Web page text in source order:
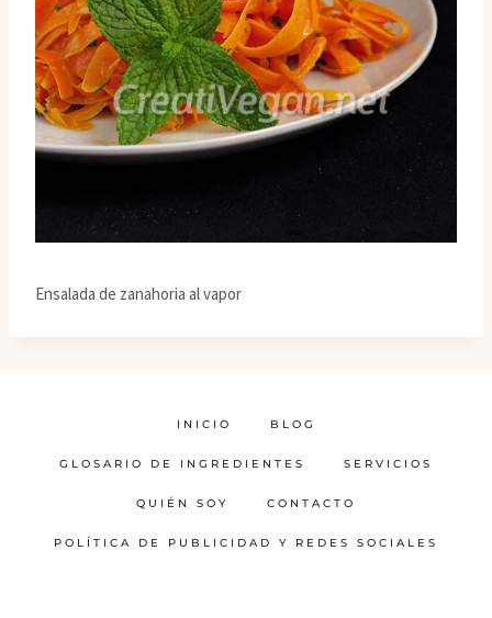
Ensalada de zanahoria al vapor
INICIO BLOG
GLOSARIO DE INGREDIENTES SERVICIOS
QUIÉN SOY CONTACTO
POLÍTICA DE PUBLICIDAD Y REDES SOCIALES